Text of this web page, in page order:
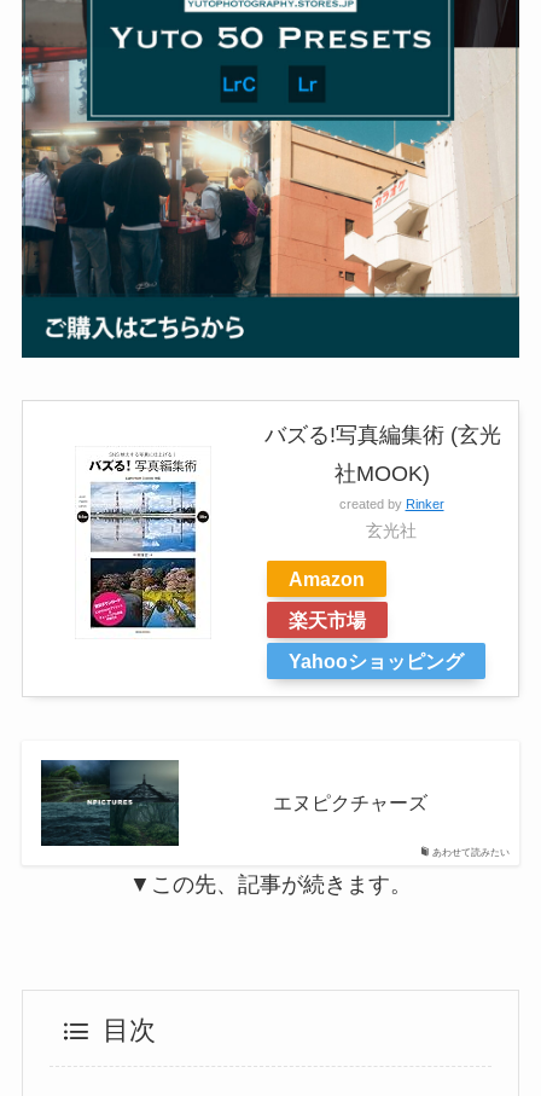
バズる!写真編集術 (玄光
社MOOK)
created by Rinker
玄光社
Amazon
楽天市場
Yahooショッピング
あわせて読みたい
エヌピクチャーズ
▼この先、記事が続きます。
目次